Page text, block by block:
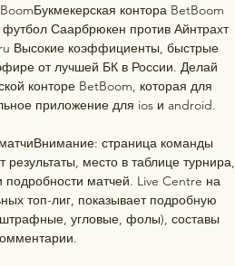
контора BetBoom
футбол Саарбрюкен против Айнтрахт
Высокие коэффициенты, быстрые
от лучшей БК в России. Делай
конторе BetBoom, которая для
приложение для ios и android.
страница команды
место в таблице турнира,
подробности матчей. Live Centre на
топ-лиг, показывает подробную
угловые, фолы), составы